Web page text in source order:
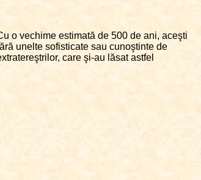
o vechime estimată de 500 de ani, aceşti
unelte sofisticate sau cunoştinte de
care şi-au lăsat astfel